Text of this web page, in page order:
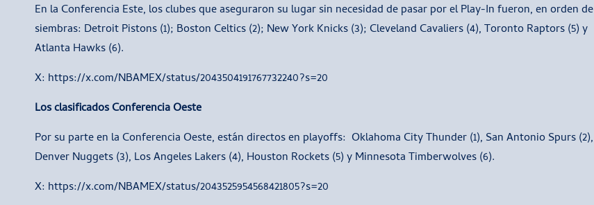
En la Conferencia Este, los clubes que aseguraron su lugar sin necesidad de pasar por el Play-In fueron, en orden de
siembras: Detroit Pistons (1); Boston Celtics (2); New York Knicks (3); Cleveland Cavaliers (4), Toronto Raptors (5) y
Atlanta Hawks (6).
X: https://x.com/NBAMEX/status/2043504191767732240?s=20
Los clasificados Conferencia Oeste
Por su parte en la Conferencia Oeste, están directos en playoffs: Oklahoma City Thunder (1), San Antonio Spurs (2),
Denver Nuggets (3), Los Angeles Lakers (4), Houston Rockets (5) y Minnesota Timberwolves (6).
X: https://x.com/NBAMEX/status/2043525954568421805?s=20